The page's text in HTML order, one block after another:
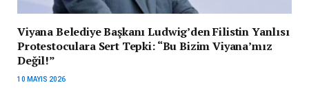
Viyana Belediye Başkanı Ludwig’den Filistin Yanlısı
Protestoculara Sert Tepki: “Bu Bizim Viyana’mız
Değil!”
10 MAYIS 2026